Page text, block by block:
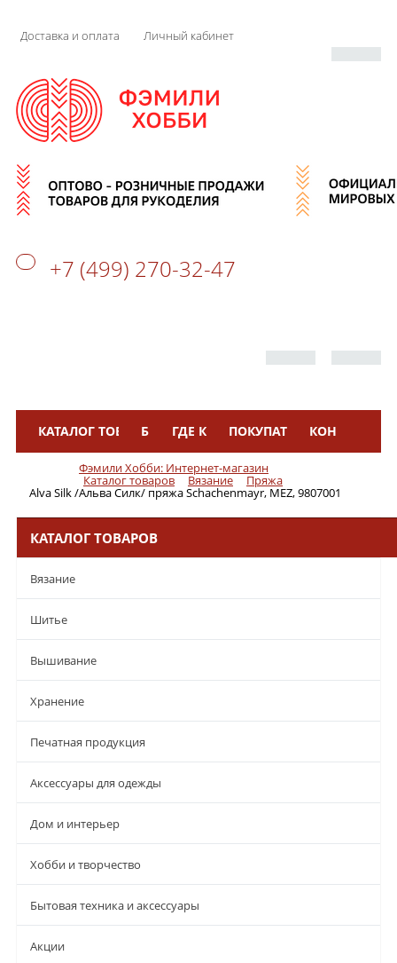
Доставка и оплата Личный кабинет
+7 (499) 270-32-47
КАТАЛОГ ТОВАРОВБРЕНДЫГДЕ КУПИТЬПОКУПАТЕЛЯМКОНТАКТЫ
Фэмили Хобби: Интернет-магазин
Каталог товаров Вязание Пряжа
Alva Silk /Альва Силк/ пряжа Schachenmayr, MEZ, 9807001
КАТАЛОГ ТОВАРОВ
Вязание
Шитье
Вышивание
Хранение
Печатная продукция
Аксессуары для одежды
Дом и интерьер
Хобби и творчество
Бытовая техника и аксессуары
Aкции